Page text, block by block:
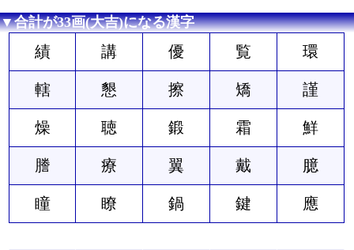
▼合計が33画(大吉)になる漢字
績 講 優 覧 環
轄 懇 擦 矯 謹
燥 聴 鍛 霜 鮮
謄 療 翼 戴 臆
瞳 瞭 鍋 鍵 應